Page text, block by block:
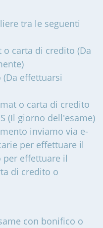
tra le seguenti
carta di credito (Da
effettuarsi
o carta di credito
(Il giorno dell'esame)
inviamo via e-
per effettuare il
effettuare il
di credito o
con bonifico o